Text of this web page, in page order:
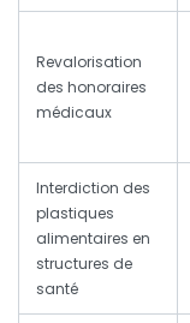
Revalorisation
des honoraires
médicaux
Interdiction des
plastiques
alimentaires en
structures de
santé